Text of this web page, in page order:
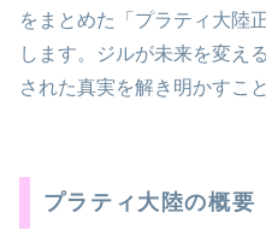
をまとめた「プラティ大陸
します。ジルが未来を変え
された真実を解き明かすこ
プラティ大陸の概要